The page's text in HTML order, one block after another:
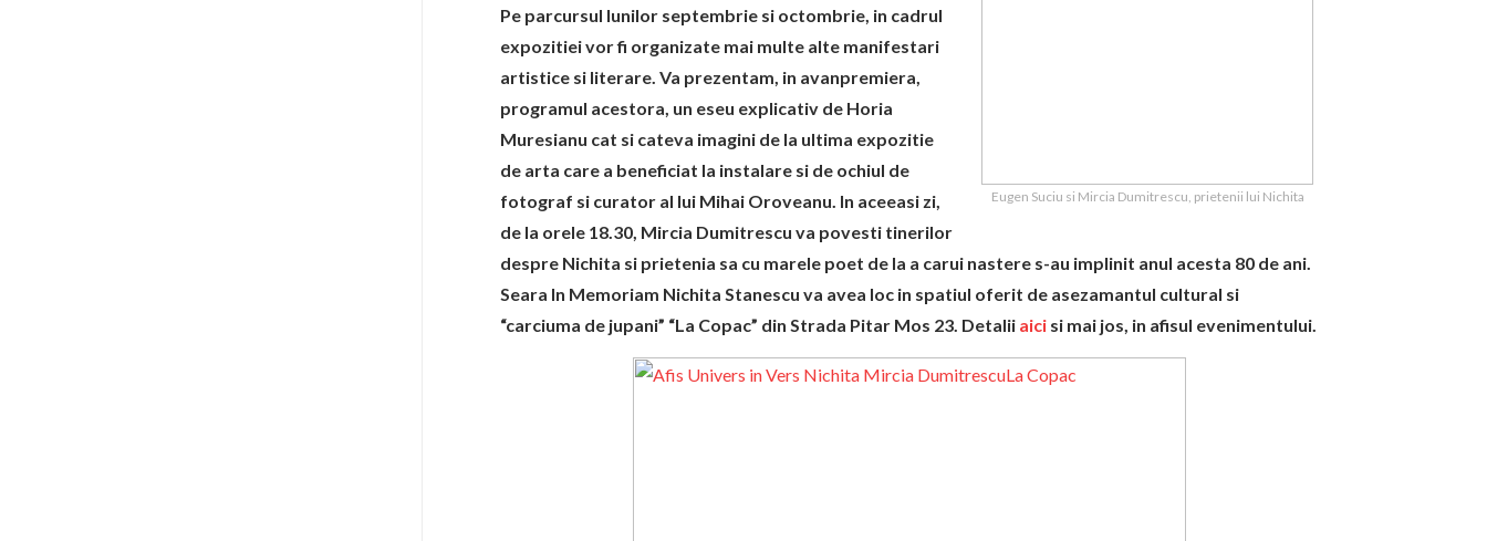
Eugen Suciu si Mircia Dumitrescu, prietenii lui Nichita
Pe parcursul lunilor septembrie si octombrie, in cadrul
expozitiei vor fi organizate mai multe alte manifestari
artistice si literare. Va prezentam, in avanpremiera,
programul acestora, un eseu explicativ de Horia
Muresianu cat si cateva imagini de la ultima expozitie
de arta care a beneficiat la instalare si de ochiul de
fotograf si curator al lui Mihai Oroveanu. In aceeasi zi,
de la orele 18.30, Mircia Dumitrescu va povesti tinerilor
despre Nichita si prietenia sa cu marele poet de la a carui nastere s-au implinit anul acesta 80 de ani.
Seara In Memoriam Nichita Stanescu va avea loc in spatiul oferit de asezamantul cultural si
“carciuma de jupani” “La Copac” din Strada Pitar Mos 23. Detalii aici si mai jos, in afisul evenimentului.